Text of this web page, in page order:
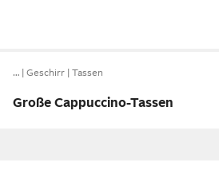
… Geschirr Tassen
Große Cappuccino-Tassen